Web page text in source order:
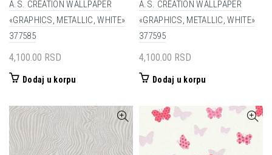
A.S. CRÉATION WALLPAPER
«GRAPHICS, METALLIC, WHITE»
377585
4,100.00 RSD
Dodaj u korpu
A.S. CRÉATION WALLPAPER
«GRAPHICS, METALLIC, WHITE»
377595
4,100.00 RSD
Dodaj u korpu